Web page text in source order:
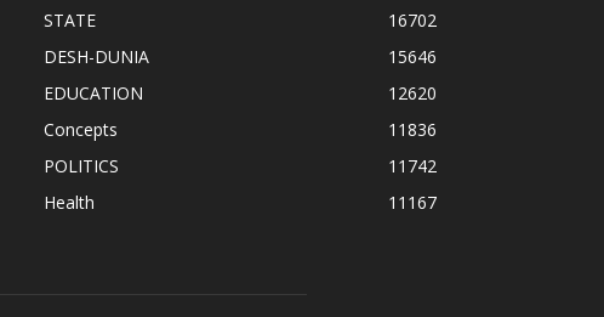
STATE
16702
DESH-DUNIA
15646
EDUCATION
12620
Concepts
11836
POLITICS
11742
Health
11167